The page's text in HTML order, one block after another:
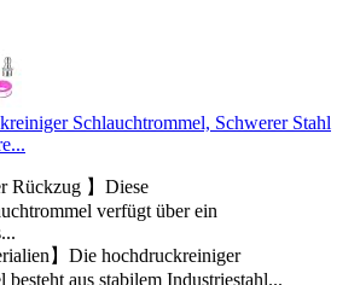
Schlauchtrommel, Schwerer Stahl
Rückzug 】Diese
verfügt über ein
】Die hochdruckreiniger
besteht aus stabilem Industriestahl...